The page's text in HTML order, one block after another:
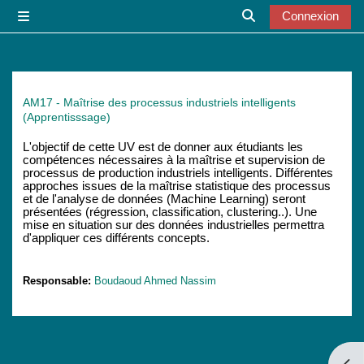
Activer/désactiver
Connexion
AM17 - Maîtrise des processus industriels intelligents
(Apprentisssage)
L'objectif de cette UV est de donner aux étudiants les
compétences nécessaires à la maîtrise et supervision de
processus de production industriels intelligents. Différentes
approches issues de la maîtrise statistique des processus
et de l'analyse de données (Machine Learning) seront
présentées (régression, classification, clustering..). Une
mise en situation sur des données industrielles permettra
d'appliquer ces différents concepts.
Responsable: Boudaoud Ahmed Nassim